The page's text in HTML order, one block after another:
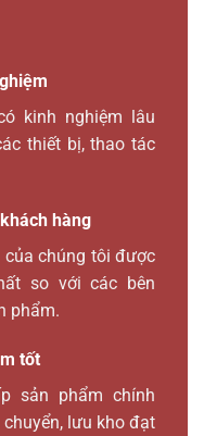
kinh nghiệm lâu
thiết bị, thao tác
hàng
của chúng tôi được
so với các bên
phẩm.
tốt
sản phẩm chính
lưu kho đạt